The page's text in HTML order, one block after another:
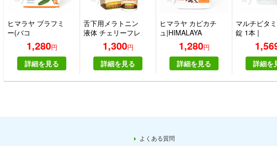
ヒマラヤ ブラフミ
ー(バコ
パ)|HIMALAYA
BRAHMI1,280円
詳細を見る
舌下用メラトニン
液体 チェリーフレ
ーバー 2液量オン
ス (59 ml)1,300円
詳細を見る
ヒマラヤ カピカチ
ュ|HIMALAYA
KAPIKACHHU
1,280円
詳細を見る
マルチビタ
錠 1本 |
30tablets
詳細を
よくある質問